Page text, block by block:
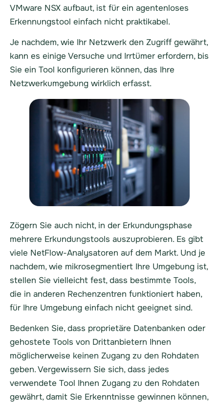
VMware NSX aufbaut, ist für ein agentenloses
Erkennungstool einfach nicht praktikabel.
Je nachdem, wie Ihr Netzwerk den Zugriff gewährt,
kann es einige Versuche und Irrtümer erfordern, bis
Sie ein Tool konfigurieren können, das Ihre
Netzwerkumgebung wirklich erfasst.
Zögern Sie auch nicht, in der Erkundungsphase
mehrere Erkundungstools auszuprobieren. Es gibt
viele NetFlow-Analysatoren auf dem Markt. Und je
nachdem, wie mikrosegmentiert Ihre Umgebung ist,
stellen Sie vielleicht fest, dass bestimmte Tools,
die in anderen Rechenzentren funktioniert haben,
für Ihre Umgebung einfach nicht geeignet sind.
Bedenken Sie, dass proprietäre Datenbanken oder
gehostete Tools von Drittanbietern Ihnen
möglicherweise keinen Zugang zu den Rohdaten
geben. Vergewissern Sie sich, dass jedes
verwendete Tool Ihnen Zugang zu den Rohdaten
gewährt, damit Sie Erkenntnisse gewinnen können,